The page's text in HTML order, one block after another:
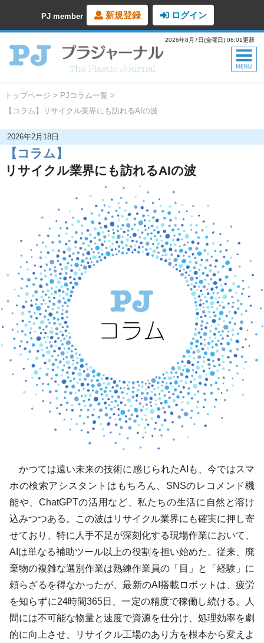
PJ member 新規登録 ログイン
2026年8月7日(金曜日) 06:01更新
トップページ
PJコラム一覧
【コラム】リサイクル業界にも訪れるAIの波
2026年2月18日
【コラム】
リサイクル業界にも訪れるAIの波
かつては遠い未来の技術に感じられたAIも、今ではスマ
ホの検索アシスタントはもちろん、SNSのレコメンド機
能や、ChatGPTの活用など、私たちの生活に自然と溶け
込みつつある。この波はリサイクル業界にも確実に押し寄
せており、特に人手不足が深刻化する現場作業において、
AIは単なる補助ツール以上の役割を担い始めた。従来、廃
棄物の複雑な選別作業は熟練作業員の「目」と「経験」に
頼らざるを得なかったが、最新のAI搭載ロボットは、疲労
を知らずに24時間365日、一定の精度で稼働し続ける。人
間には不可能な物量と速度で資源を仕分け、処理効率を劇
的に向上させ、リサイクル工場のあり方を根本から変えよ